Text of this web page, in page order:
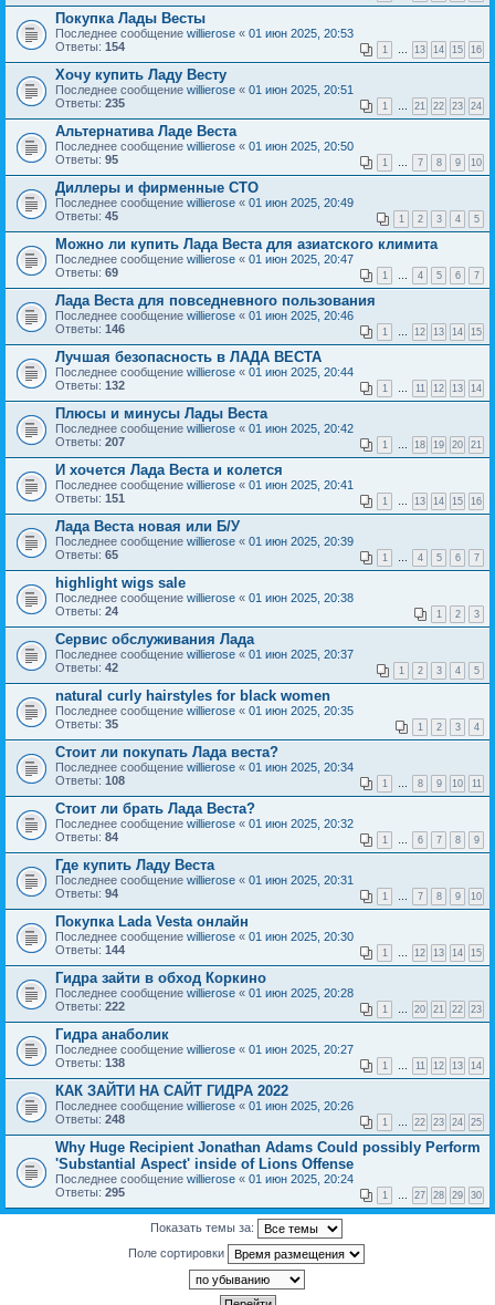
Покупка Лады Весты
Последнее сообщение willierose « 01 июн 2025, 20:53
Ответы: 154 1 … 13 14 15 16
Хочу купить Ладу Весту
Последнее сообщение willierose « 01 июн 2025, 20:51
Ответы: 235 1 … 21 22 23 24
Альтернатива Ладе Веста
Последнее сообщение willierose « 01 июн 2025, 20:50
Ответы: 95 1 … 7 8 9 10
Диллеры и фирменные СТО
Последнее сообщение willierose « 01 июн 2025, 20:49
Ответы: 45 1 2 3 4 5
Можно ли купить Лада Веста для азиатского климита
Последнее сообщение willierose « 01 июн 2025, 20:47
Ответы: 69 1 … 4 5 6 7
Лада Веста для повседневного пользования
Последнее сообщение willierose « 01 июн 2025, 20:46
Ответы: 146 1 … 12 13 14 15
Лучшая безопасность в ЛАДА ВЕСТА
Последнее сообщение willierose « 01 июн 2025, 20:44
Ответы: 132 1 … 11 12 13 14
Плюсы и минусы Лады Веста
Последнее сообщение willierose « 01 июн 2025, 20:42
Ответы: 207 1 … 18 19 20 21
И хочется Лада Веста и колется
Последнее сообщение willierose « 01 июн 2025, 20:41
Ответы: 151 1 … 13 14 15 16
Лада Веста новая или Б/У
Последнее сообщение willierose « 01 июн 2025, 20:39
Ответы: 65 1 … 4 5 6 7
highlight wigs sale
Последнее сообщение willierose « 01 июн 2025, 20:38
Ответы: 24 1 2 3
Сервис обслуживания Лада
Последнее сообщение willierose « 01 июн 2025, 20:37
Ответы: 42 1 2 3 4 5
natural curly hairstyles for black women
Последнее сообщение willierose « 01 июн 2025, 20:35
Ответы: 35 1 2 3 4
Стоит ли покупать Лада веста?
Последнее сообщение willierose « 01 июн 2025, 20:34
Ответы: 108 1 … 8 9 10 11
Стоит ли брать Лада Веста?
Последнее сообщение willierose « 01 июн 2025, 20:32
Ответы: 84 1 … 6 7 8 9
Где купить Ладу Веста
Последнее сообщение willierose « 01 июн 2025, 20:31
Ответы: 94 1 … 7 8 9 10
Покупка Lada Vesta онлайн
Последнее сообщение willierose « 01 июн 2025, 20:30
Ответы: 144 1 … 12 13 14 15
Гидра зайти в обход Коркино
Последнее сообщение willierose « 01 июн 2025, 20:28
Ответы: 222 1 … 20 21 22 23
Гидра анаболик
Последнее сообщение willierose « 01 июн 2025, 20:27
Ответы: 138 1 … 11 12 13 14
КАК ЗАЙТИ НА САЙТ ГИДРА 2022
Последнее сообщение willierose « 01 июн 2025, 20:26
Ответы: 248 1 … 22 23 24 25
Why Huge Recipient Jonathan Adams Could possibly Perform
'Substantial Aspect' inside of Lions Offense
Последнее сообщение willierose « 01 июн 2025, 20:24
Ответы: 295 1 … 27 28 29 30
Показать темы за:
Поле сортировки